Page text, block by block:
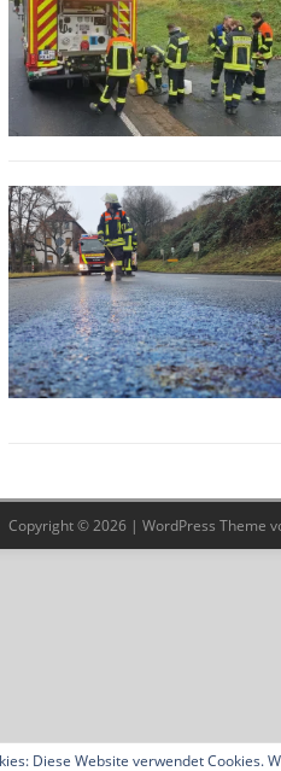
Copyright © 2026 | WordPress Theme
Diese Website verwendet Cookies.